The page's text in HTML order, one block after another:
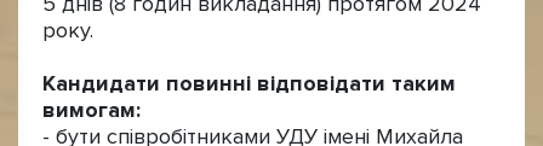
року.
Кандидати повинні відповідати таким
вимогам:
- бути співробітниками УДУ імені Михайла